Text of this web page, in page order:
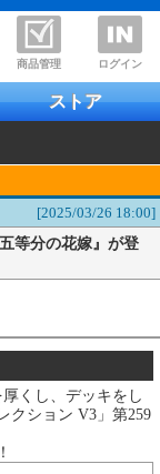
商品管理 ログイン
ストア
[2025/03/26 18:00]
等分の花嫁』が登
くし、デッキをし
クション V3」第259